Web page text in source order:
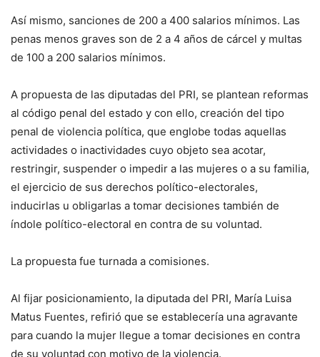
Así mismo, sanciones de 200 a 400 salarios mínimos. Las
penas menos graves son de 2 a 4 años de cárcel y multas
de 100 a 200 salarios mínimos.
A propuesta de las diputadas del PRI, se plantean reformas
al código penal del estado y con ello, creación del tipo
penal de violencia política, que englobe todas aquellas
actividades o inactividades cuyo objeto sea acotar,
restringir, suspender o impedir a las mujeres o a su familia,
el ejercicio de sus derechos político-electorales,
inducirlas u obligarlas a tomar decisiones también de
índole político-electoral en contra de su voluntad.
La propuesta fue turnada a comisiones.
Al fijar posicionamiento, la diputada del PRI, María Luisa
Matus Fuentes, refirió que se establecería una agravante
para cuando la mujer llegue a tomar decisiones en contra
de su voluntad con motivo de la violencia.